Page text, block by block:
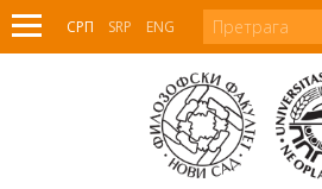
СРП SRP ENG